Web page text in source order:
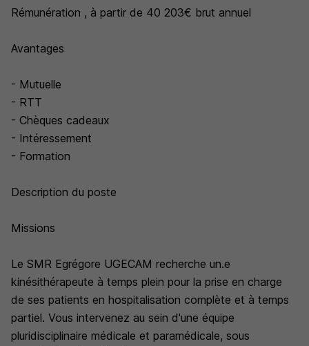
Rémunération , à partir de 40 203€ brut annuel
Avantages
- Mutuelle
- RTT
- Chèques cadeaux
- Intéressement
- Formation
Description du poste
Missions
Le SMR Egrégore UGECAM recherche un.e
kinésithérapeute à temps plein pour la prise en charge
de ses patients en hospitalisation complète et à temps
partiel. Vous intervenez au sein d'une équipe
pluridisciplinaire médicale et paramédicale, sous